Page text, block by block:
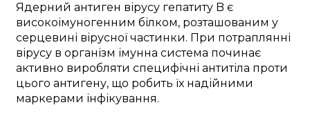
Ядерний антиген вірусу гепатиту B є
високоімуногенним білком, розташованим у
серцевині вірусної частинки. При потраплянні
вірусу в організм імунна система починає
активно виробляти специфічні антитіла проти
цього антигену, що робить їх надійними
маркерами інфікування.